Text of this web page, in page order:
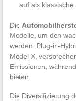
auf als klassische
Die
Modelle, um den
werden. Plug-in-
Model X,
Emissionen,
bieten.
Die Diversifizierung